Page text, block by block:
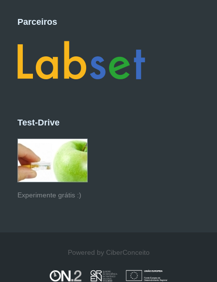
Parceiros
Test-Drive
Experimente grátis :)
Powered by CiberConceito